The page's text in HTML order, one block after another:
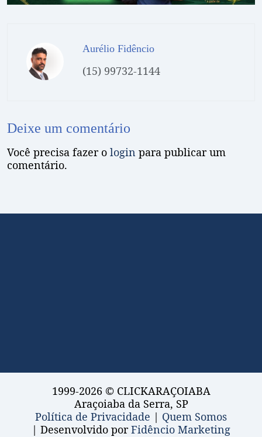
Aurélio Fidêncio
(15) 99732-1144
Deixe um comentário
Você precisa fazer o login para publicar um
comentário.
1999-2026 © CLICKARAÇOIABA
Araçoiaba da Serra, SP
Política de Privacidade | Quem Somos
| Desenvolvido porFidêncio Marketing